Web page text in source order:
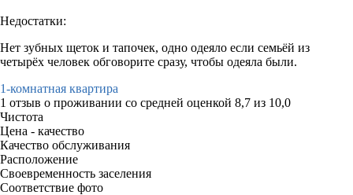
Недостатки:
Нет зубных щеток и тапочек, одно одеяло если семьёй из
четырёх человек обговорите сразу, чтобы одеяла были.
1-комнатная квартира
1 отзыв о проживании со средней оценкой 8,7 из 10,0
Чистота
Цена - качество
Качество обслуживания
Расположение
Своевременность заселения
Соответствие фото